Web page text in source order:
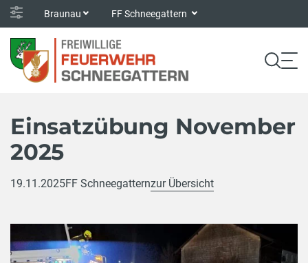
Braunau FF Schneegattern
Einsatzübung November
2025
19.11.2025FF Schneegatternzur Übersicht